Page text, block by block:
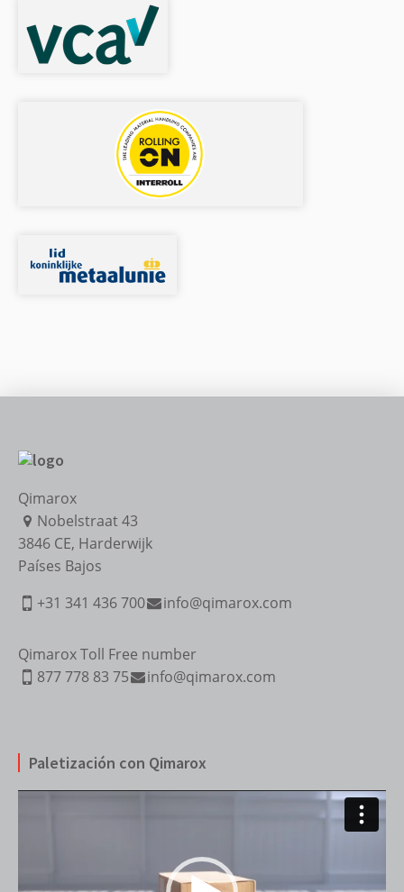
Qimarox
Nobelstraat 43
3846 CE, Harderwijk
Países Bajos
+31 341 436 700
info@qimarox.com
Qimarox Toll Free number
877 778 83 75
info@qimarox.com
Paletización con Qimarox